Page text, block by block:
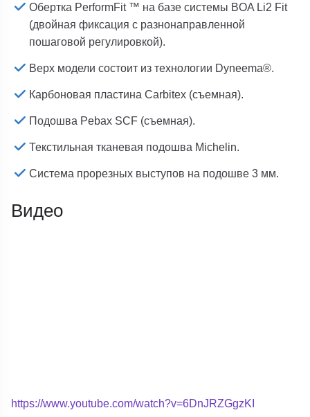
Обертка PerformFit ™ на базе системы BOA Li2 Fit
(двойная фиксация с разнонаправленной
пошаговой регулировкой).
Верх модели состоит из технологии Dyneema®.
Карбоновая пластина Carbitex (съемная).
Подошва Pebax SCF (съемная).
Текстильная тканевая подошва Michelin.
Система прорезных выступов на подошве 3 мм.
Видео
https://www.youtube.com/watch?v=6DnJRZGgzKI